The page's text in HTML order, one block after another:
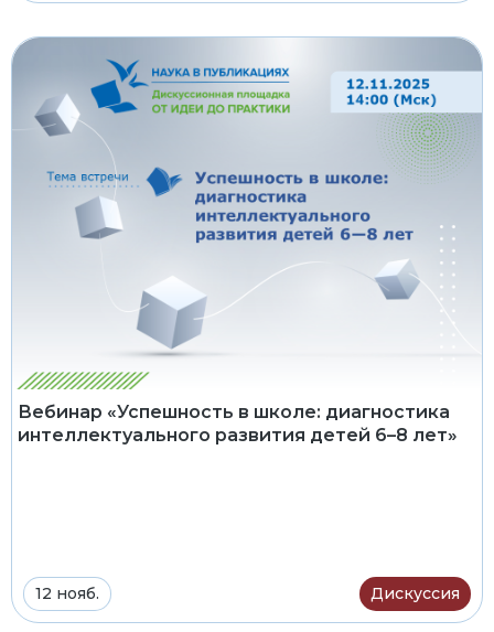
Вебинар «Успешность в школе: диагностика
интеллектуального развития детей 6–8 лет»
12 нояб. Дискуссия